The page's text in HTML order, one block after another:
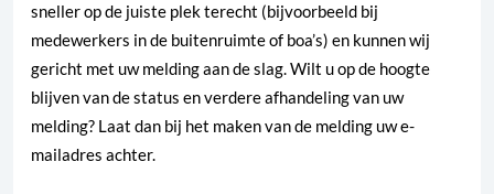
sneller op de juiste plek terecht (bijvoorbeeld bij
medewerkers in de buitenruimte of boa’s) en kunnen wij
gericht met uw melding aan de slag. Wilt u op de hoogte
blijven van de status en verdere afhandeling van uw
melding? Laat dan bij het maken van de melding uw e-
mailadres achter.